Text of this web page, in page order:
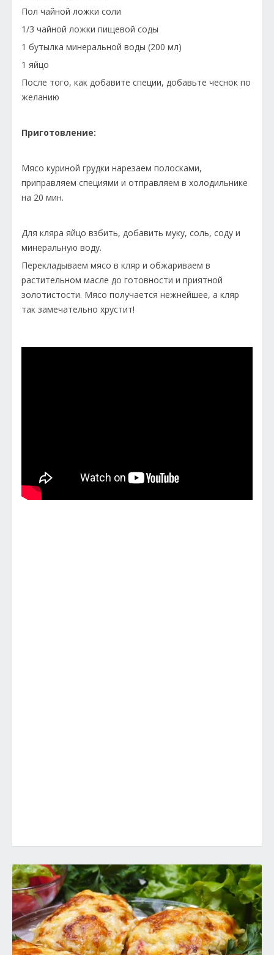
Пол чайной ложки соли
1/3 чайной ложки пищевой соды
1 бутылка минеральной воды (200 мл)
1 яйцо
После того, как добавите специи, добавьте чеснок по
желанию
Приготовление:
Мясо куриной грудки нарезаем полосками,
приправляем специями и отправляем в холодильнике
на 20 мин.
Для кляра яйцо взбить, добавить муку, соль, соду и
минеральную воду.
Перекладываем мясо в кляр и обжариваем в
растительном масле до готовности и приятной
золотистости. Мясо получается нежнейшее, а кляр
так замечательно хрустит!